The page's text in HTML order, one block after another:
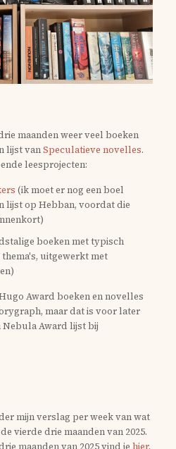
maanden weer veel boeken
lijst vanSpeculatieve novelles.
leesprojecten:
(ik moet er nog een boel
lijst op Hebban, voordat die
boeken met typisch
uitgewerkt met
Award boeken en novelles
maar dat is voor later
Nebula Award lijst bij
mijn verslag per week van wat
vierde drie maanden van 2025.
maanden van 2025 vind je hier,